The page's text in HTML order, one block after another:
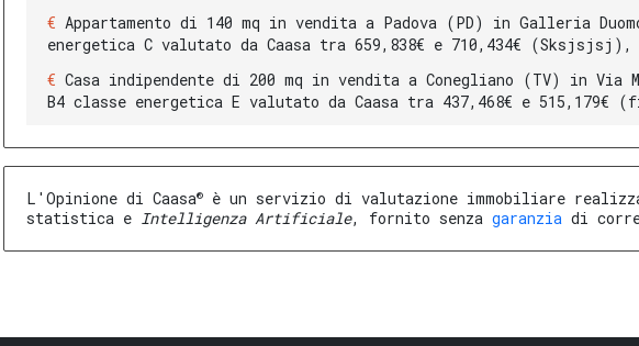
Appartamento di 140 mq in vendita a Padova (PD) in Galleria
energetica C valutato da Caasa tra 659,838€ e 710,434€
Casa indipendente di 200 mq in vendita a Conegliano (TV) in Via
B4 classe energetica E valutato da Caasa tra 437,468€ e 515,179€
L'Opinione di Caasa®
è un servizio di valutazione immobiliare
statistica e Intelligenza Artificiale, fornito senza garanzia di